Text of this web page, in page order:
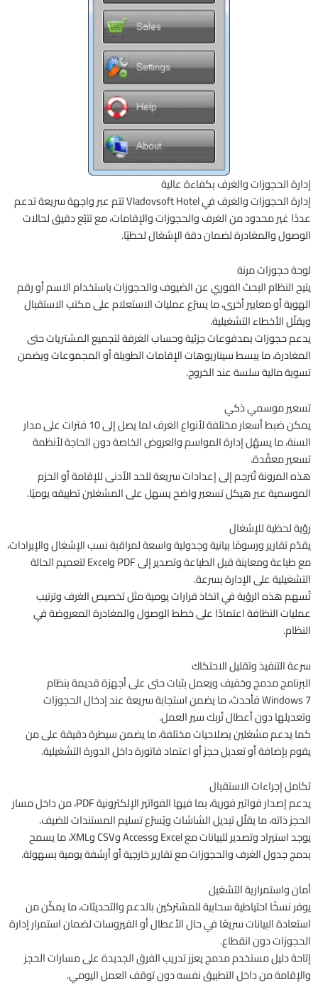
إدارة الحجوزات والغرف بكفاءة عالية
إدارة الحجوزات والغرف في Vladovsoft Hotel تتم عبر واجهة سريعة تدعم
عددًا غير محدود من الغرف والحجوزات والإقامات، مع تتبّع دقيق لحالات
الوصول والمغادرة لضمان دقة الإشغال لحظيًا.
لوحة حجوزات مرنة
يتيح النظام البحث الفوري عن الضيوف والحجوزات باستخدام الاسم أو رقم
الهوية أو معايير أخرى، ما يسرّع عمليات الاستعلام على مكتب الاستقبال
ويقلّل الأخطاء التشغيلية.
يدعم حجوزات بمدفوعات جزئية وحساب الغرفة لتجميع المشتريات حتى
المغادرة، ما يبسط سيناريوهات الإقامات الطويلة أو المجموعات ويضمن
تسوية مالية سلسة عند الخروج.
تسعير موسمي ذكي
يمكن ضبط أسعار مختلفة لأنواع الغرف لما يصل إلى 10 فترات على مدار
السنة، ما يسهّل إدارة المواسم والعروض الخاصة دون الحاجة لأنظمة
تسعير معقّدة.
هذه المرونة تُترجم إلى إعدادات سريعة للحد الأدنى للإقامة أو الحزم
الموسمية عبر هيكل تسعير واضح يسهل على المشغلين تطبيقه يوميًا.
رؤية لحظية للإشغال
يقدّم تقارير ورسومًا بيانية وجدولية واسعة لمراقبة نسب الإشغال والإيرادات،
مع طباعة ومعاينة قبل الطباعة وتصدير إلى PDF وExcel لتعميم الحالة
التشغيلية على الإدارة بسرعة.
تُسهم هذه الرؤية في اتخاذ قرارات يومية مثل تخصيص الغرف وترتيب
عمليات النظافة اعتمادًا على خطط الوصول والمغادرة المعروضة في
النظام.
سرعة التنفيذ وتقليل الاحتكاك
البرنامج مدمج وخفيف ويعمل بثبات حتى على أجهزة قديمة بنظام
Windows 7 فأحدث، ما يضمن استجابة سريعة عند إدخال الحجوزات
وتعديلها دون أعطال تُربك سير العمل.
كما يدعم مشغلين بصلاحيات مختلفة، ما يضمن سيطرة دقيقة على من
يقوم بإضافة أو تعديل حجز أو اعتماد فاتورة داخل الدورة التشغيلية.
تكامل إجراءات الاستقبال
يدعم إصدار فواتير فورية، بما فيها الفواتير الإلكترونية PDF، من داخل مسار
الحجز ذاته، ما يقلّل تبديل الشاشات ويُسرّع تسليم المستندات للضيف.
يوجد استيراد وتصدير للبيانات مع Excel وAccess وCSV وXML، ما يسمح
بدمج جدول الغرف والحجوزات مع تقارير خارجية أو أرشفة يومية بسهولة.
أمان واستمرارية التشغيل
يوفر نسخًا احتياطية سحابية للمشتركين بالدعم والتحديثات، ما يمكّن من
استعادة البيانات سريعًا في حال الأعطال أو الفيروسات لضمان استمرار إدارة
الحجوزات دون انقطاع.
إتاحة دليل مستخدم مدمج يعزز تدريب الفرق الجديدة على مسارات الحجز
والإقامة من داخل التطبيق نفسه دون توقف العمل اليومي.